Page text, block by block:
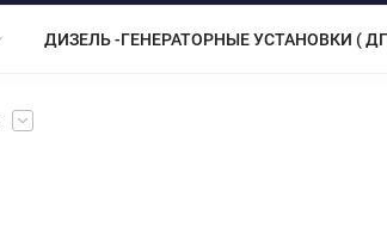
ДИЗЕЛЬ -ГЕНЕРАТОРНЫЕ УСТАНОВКИ (